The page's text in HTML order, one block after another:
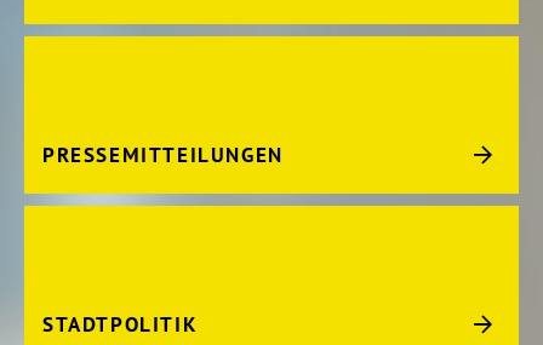
PRESSEMITTEILUNGEN
STADTPOLITIK